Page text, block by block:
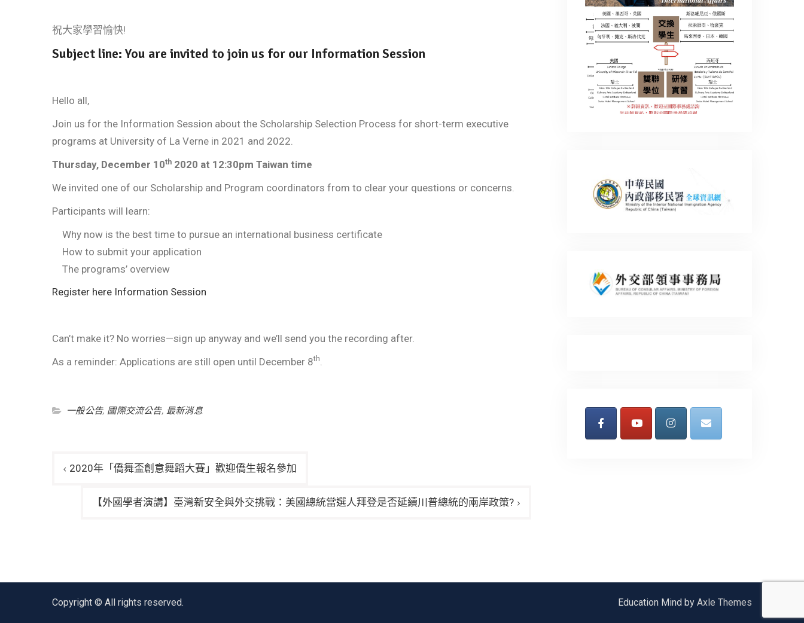
祝大家學習愉快!
Subject line: You are invited to join us for our Information Session
Hello all,
Join us for the Information Session about the Scholarship Selection Process for short-term executive
programs at University of La Verne in 2021 and 2022.
Thursday, December 10th 2020 at 12:30pm Taiwan time
We invited one of our Scholarship and Program coordinators from to clear your questions or concerns.
Participants will learn:
Why now is the best time to pursue an international business certificate
How to submit your application
The programs’ overview
Register here Information Session
Can’t make it? No worries—sign up anyway and we’ll send you the recording after.
As a reminder: Applications are still open until December 8th
一般公告, 國際交流公告, 最新消息
2020年「僑舞盃創意舞蹈大賽」歡迎僑生報名參加
【外國學者演講】臺灣新安全與外交挑戰：美國總統當選人拜登是否延續川普總統的兩岸政策?
Copyright © All rights reserved. Education Mind by Axle Themes